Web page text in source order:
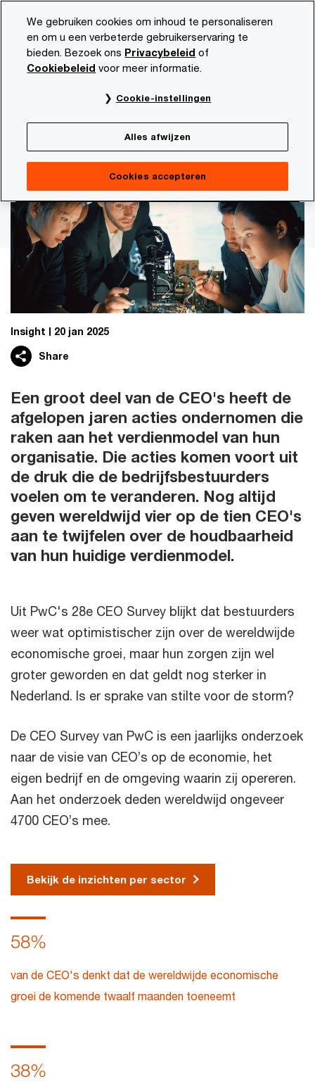
content
footer
PwC NL Actueel en publicaties Thema's
Uitkomsten van PwC's 28e CEO Survey
CEO's ondernemen acties die
raken aan 'reinvention’
Insight 20 jan 2025
Share
Een groot deel van de CEO's heeft de
afgelopen jaren acties ondernomen die
raken aan het verdienmodel van hun
organisatie. Die acties komen voort uit
de druk die de bedrijfsbestuurders
voelen om te veranderen. Nog altijd
geven wereldwijd vier op de tien CEO's
aan te twijfelen over de houdbaarheid
van hun huidige verdienmodel.
PwC’s 28e CEO Survey:
Uit PwC's 28e CEO Survey blijkt dat bestuurders
weer wat optimistischer zijn over de wereldwijde
economische groei, maar hun zorgen zijn wel
groter geworden en dat geldt nog sterker in
Nederland. Is er sprake van stilte voor de storm?
De CEO Survey van PwC is een jaarlijks onderzoek
naar de visie van CEO’s op de economie, het
eigen bedrijf en de omgeving waarin zij opereren.
Aan het onderzoek deden wereldwijd ongeveer
4700 CEO’s mee.
Bekijk de inzichten per sector
58%
van de CEO's denkt dat de wereldwijde economische
groei de komende twaalf maanden toeneemt
38%
We gebruiken cookies om inhoud te personaliseren
en om u een verbeterde gebruikerservaring te
bieden. Bezoek ons Privacybeleid of
Cookiebeleid voor meer informatie.
Cookie-instellingen
Alles afwijzen
Cookies accepteren